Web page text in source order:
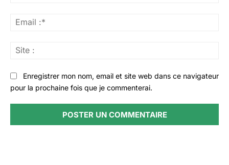
Enregistrer mon nom, email et site web dans ce navigateur
pour la prochaine fois que je commenterai.